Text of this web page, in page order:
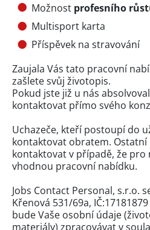
Možnost profesního
Multisport karta
Příspěvek na stravování
Zaujala Vás tato pracovní
zašlete svůj životopis.
Pokud jste již u nás
kontaktovat přímo svého
Uchazeče, kteří postoupí do
kontaktovat obratem. Ostatní
kontaktovat v případě, že pro
vhodnou pracovní nabídku.
Jobs Contact Personal, s.r.o.
Křenová 531/69a,
bude Vaše osobní údaje
materiály) zpracovávat v